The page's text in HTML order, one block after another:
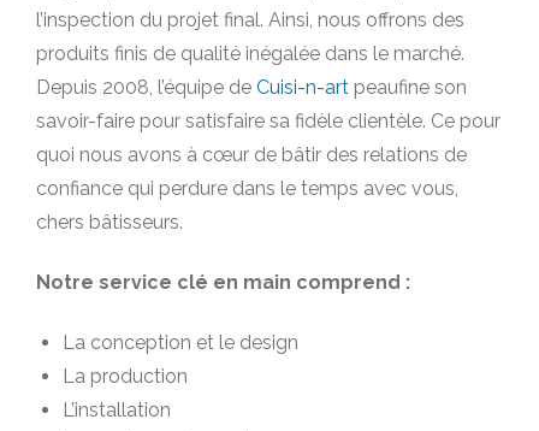
l’inspection du projet final. Ainsi, nous offrons des
produits finis de qualité inégalée dans le marché.
Depuis 2008, l’équipe de Cuisi-n-artpeaufine son
savoir-faire pour satisfaire sa fidèle clientèle. Ce pour
quoi nous avons à cœur de bâtir des relations de
confiance qui perdure dans le temps avec vous,
chers bâtisseurs.
Notre service clé en main comprend :
La conception et le design
La production
L’installation